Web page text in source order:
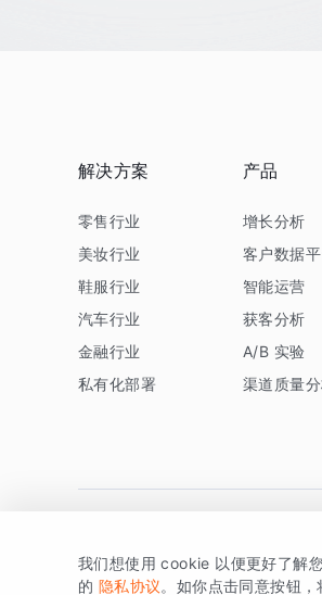
解决方案
零售行业
美妆行业
鞋服行业
汽车行业
金融行业
私有化部署
产品
增长分析
客户数据
智能运营
获客分析
A/B 实验
渠道质量
版权所有 © 北京易数科技有限公司
我们想使用 cookie 以便更好了解
的 隐私协议。如你点击同意按钮